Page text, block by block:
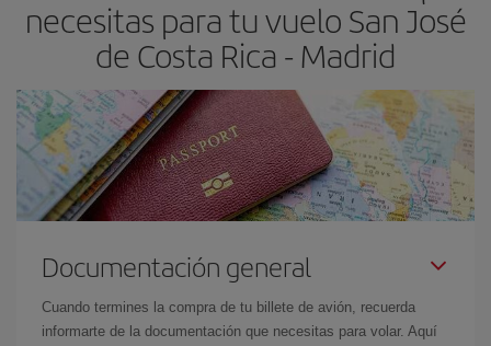
el precio más barato.
necesitas para tu vuelo San José
de Costa Rica - Madrid
Documentación general
Cuando termines la compra de tu billete de avión, recuerda
informarte de la documentación que necesitas para volar. Aquí